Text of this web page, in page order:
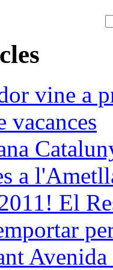
vine a
vacances
a
El